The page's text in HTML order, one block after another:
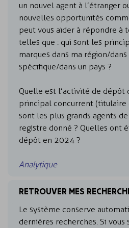
un nouvel agent à l’étranger
nouvelles opportunités
peut vous aider à répondre à
telles que : qui sont les
marques dans ma région/
spécifique/dans un pays ?
Quelle est l’activité de dépôt
principal concurrent (titulaire
sont les plus grands agents
registre donné ? Quelles ont
dépôt en 2024 ?
Analytique
RETROUVER MES
Le système conserve
dernières recherches. Si